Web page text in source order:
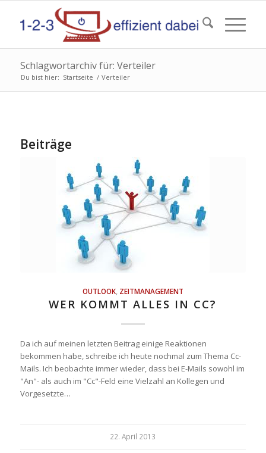
Schlagwortarchiv für: Verteiler
Du bist hier: Startseite / Verteiler
Beiträge
OUTLOOK, ZEITMANAGEMENT
WER KOMMT ALLES IN CC?
Da ich auf meinen letzten Beitrag einige Reaktionen
bekommen habe, schreibe ich heute nochmal zum Thema Cc-
Mails. Ich beobachte immer wieder, dass bei E-Mails sowohl im
"An"- als auch im "Cc"-Feld eine Vielzahl an Kollegen und
Vorgesetzte…
22. April 2013